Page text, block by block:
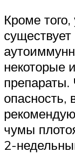
Кроме
некоторые
препараты.
опасность,
чумы
2-